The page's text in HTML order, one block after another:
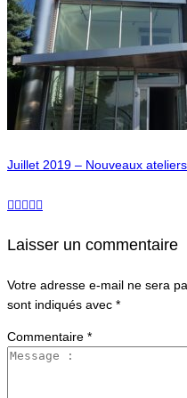
Juillet 2019 – Nouveaux
Laisser un commentaire
Votre adresse e-mail ne sera
sont indiqués avec *
Commentaire *